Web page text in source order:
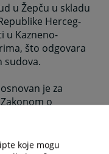
u Žepču u skladu
Herceg-
u Kazneno-
što odgovara
sudova.
je za
o
(Službene
4/97).
pravne i
koje mogu